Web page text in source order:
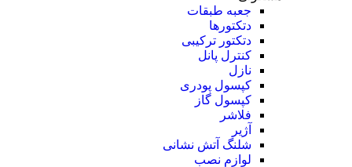
جعبه طبقات
دتکتورها
دتکتور ترکیبی
کنترل پانل
نازل
کپسول پودری
کپسول گاز
فلاشر
آژیر
شلنگ آتش نشانی
لوازم نصب